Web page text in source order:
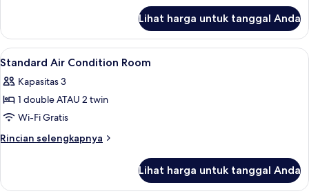
Standard
Fan
Room
Lihat harga untuk tanggal Anda
Lihat
semua
foto
untuk
Standard
Air
Standard Air Condition Room |
13
Standard Air Condition Room
Kapasitas 3
1 double ATAU 2 twin
Wi-Fi Gratis
Rincian selengkapnya
Rincian
Standard
Lihat harga untuk tanggal Anda